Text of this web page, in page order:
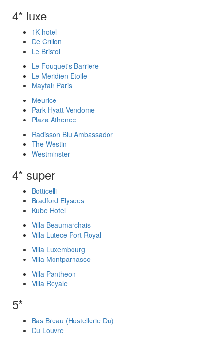
4* luxe
1K hotel
De Crillon
Le Bristol
Le Fouquet's Barriere
Le Meridien Etoile
Mayfair Paris
Meurice
Park Hyatt Vendome
Plaza Athenee
Radisson Blu Ambassador
The Westin
Westminster
4* super
Botticelli
Bradford Elysees
Kube Hotel
Villa Beaumarchais
Villa Lutece Port Royal
Villa Luxembourg
Villa Montparnasse
Villa Pantheon
Villa Royale
5*
Bas Breau (Hostellerie Du)
Du Louvre